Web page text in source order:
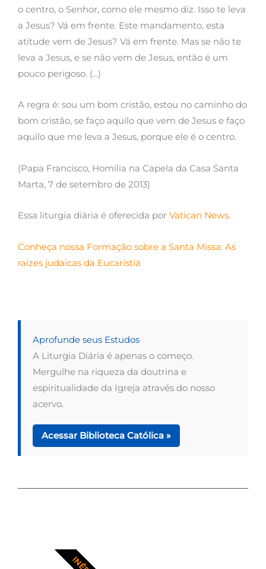
o centro, o Senhor, como ele mesmo diz. Isso te leva
a Jesus? Vá em frente. Este mandamento, esta
atitude vem de Jesus? Vá em frente. Mas se não te
leva a Jesus, e se não vem de Jesus, então é um
pouco perigoso. (...)
A regra é: sou um bom cristão, estou no caminho do
bom cristão, se faço aquilo que vem de Jesus e faço
aquilo que me leva a Jesus, porque ele é o centro.
(Papa Francisco, Homilia na Capela da Casa Santa
Marta, 7 de setembro de 2013)
Essa liturgia diária é oferecida por Vatican News.
Conheça nossa Formação sobre a Santa Missa: As
raízes judaicas da Eucaristia
Aprofunde seus Estudos
A Liturgia Diária é apenas o começo.
Mergulhe na riqueza da doutrina e
espiritualidade da Igreja através do nosso
acervo.
Acessar Biblioteca Católica »